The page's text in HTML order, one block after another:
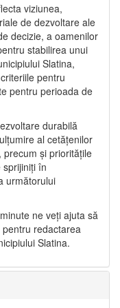
viziunea,
de dezvoltare ale
decizie, a oamenilor
stabilirea unui
Slatina,
pentru
pentru perioada de
durabilă
al cetățenilor
precum și prioritățile
în
următorului
ne veți ajuta să
redactarea
Slatina.